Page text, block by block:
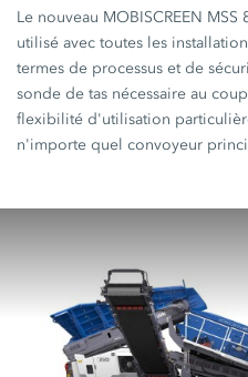
Le nouveau MOBISCREEN MSS
utilisé avec toutes les
termes de processus et de
sonde de tas nécessaire au
flexibilité d'utilisation
n'importe quel convoyeur